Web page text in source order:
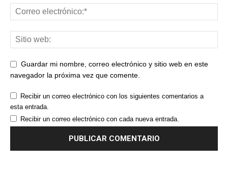
Guardar mi nombre, correo electrónico y sitio web en este
navegador la próxima vez que comente.
Recibir un correo electrónico con los siguientes comentarios a
esta entrada.
Recibir un correo electrónico con cada nueva entrada.